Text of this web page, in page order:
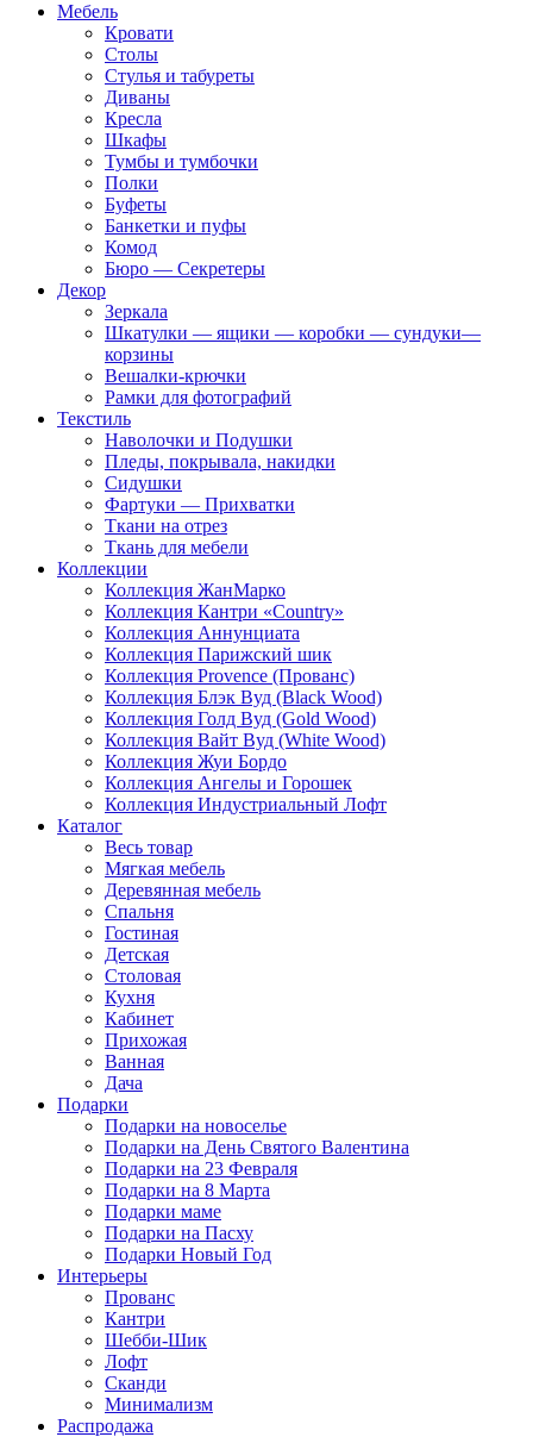
Мебель
Кровати
Столы
Стулья и табуреты
Диваны
Кресла
Шкафы
Тумбы и тумбочки
Полки
Буфеты
Банкетки и пуфы
Комод
Бюро — Секретеры
Декор
Зеркала
Шкатулки — ящики — коробки — сундуки—
корзины
Вешалки-крючки
Рамки для фотографий
Текстиль
Наволочки и Подушки
Пледы, покрывала, накидки
Сидушки
Фартуки — Прихватки
Ткани на отрез
Ткань для мебели
Коллекции
Коллекция ЖанМарко
Коллекция Кантри «Country»
Коллекция Аннунциата
Коллекция Парижский шик
Коллекция Provence (Прованс)
Коллекция Блэк Вуд (Black Wood)
Коллекция Голд Вуд (Gold Wood)
Коллекция Вайт Вуд (White Wood)
Коллекция Жуи Бордо
Коллекция Ангелы и Горошек
Коллекция Индустриальный Лофт
Каталог
Весь товар
Мягкая мебель
Деревянная мебель
Спальня
Гостиная
Детская
Столовая
Кухня
Кабинет
Прихожая
Ванная
Дача
Подарки
Подарки на новоселье
Подарки на День Святого Валентина
Подарки на 23 Февраля
Подарки на 8 Марта
Подарки маме
Подарки на Пасху
Подарки Новый Год
Интерьеры
Прованс
Кантри
Шебби-Шик
Лофт
Сканди
Минимализм
Распродажа